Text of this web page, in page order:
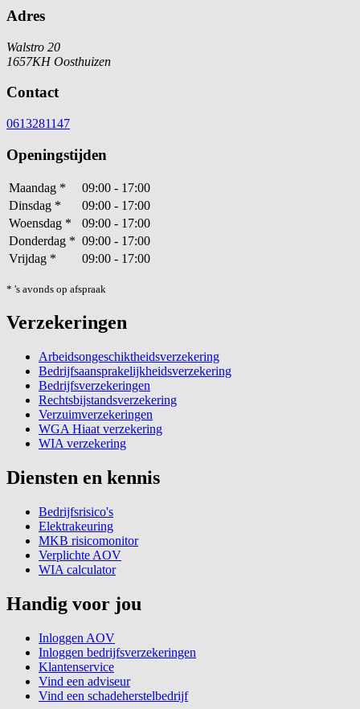
Adres
Walstro 20
1657KH Oosthuizen
Contact
0613281147
Openingstijden
Maandag *
09:00 - 17:00
Dinsdag *
09:00 - 17:00
Woensdag *
09:00 - 17:00
Donderdag * 09:00 - 17:00
Vrijdag * 09:00 - 17:00
* 's avonds op afspraak
Verzekeringen
Arbeidsongeschiktheidsverzekering
Bedrijfsaansprakelijkheidsverzekering
Bedrijfsverzekeringen
Rechtsbijstandsverzekering
Verzuimverzekeringen
WGA Hiaat verzekering
WIA verzekering
Diensten en kennis
Bedrijfsrisico's
Elektrakeuring
MKB risicomonitor
Verplichte AOV
WIA calculator
Handig voor jou
Inloggen AOV
Inloggen bedrijfsverzekeringen
Klantenservice
Vind een adviseur
Vind een schadeherstelbedrijf